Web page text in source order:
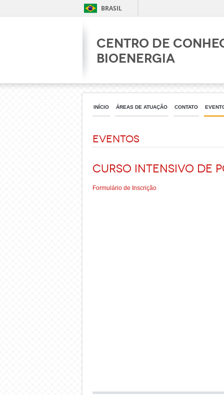
BRASIL
Centro de
Bioenergia
INÍCIO ÁREAS DE ATUAÇÃO CONTATO
Eventos
Curso Intensivo de
Formulário de Inscrição